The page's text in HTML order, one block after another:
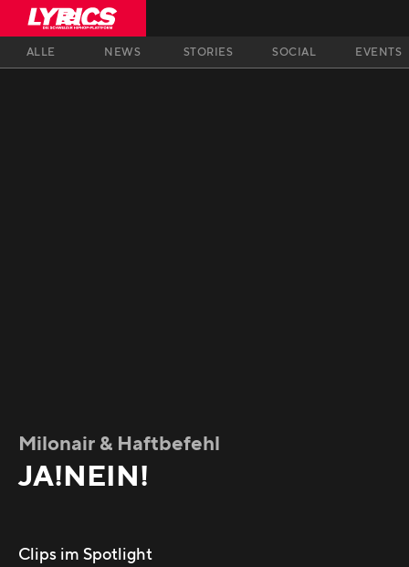
ALLE NEWS STORIES SOCIAL EVENTS
Milonair & Haftbefehl
JA!NEIN!
Clips im Spotlight